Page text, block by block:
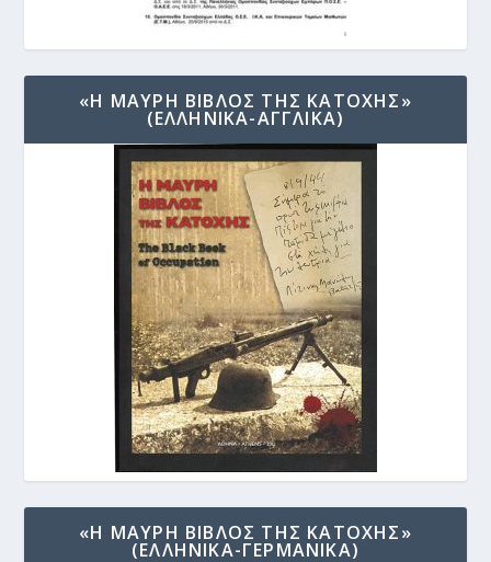
«Η ΜΑΥΡΗ ΒΙΒΛΟΣ ΤΗΣ ΚΑΤΟΧΗΣ»
(ΕΛΛΗΝΙΚΑ-ΑΓΓΛΙΚΑ)
«Η ΜΑΥΡΗ ΒΙΒΛΟΣ ΤΗΣ ΚΑΤΟΧΗΣ»
(ΕΛΛΗΝΙΚΑ-ΓΕΡΜΑΝΙΚΑ)